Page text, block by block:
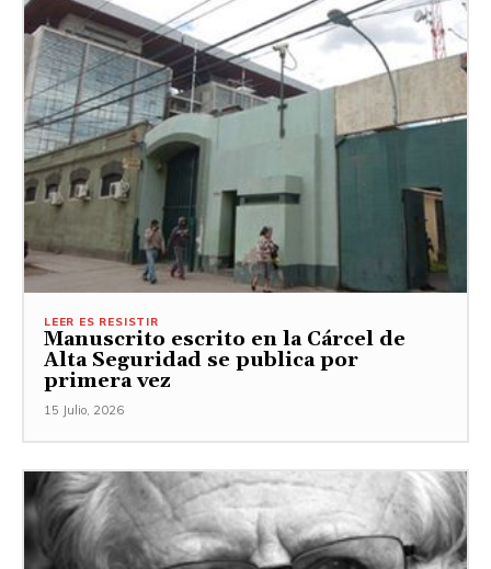
LEER ES RESISTIR
Manuscrito escrito en la Cárcel de
Alta Seguridad se publica por
primera vez
15 Julio, 2026